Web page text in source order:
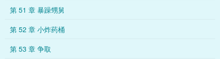
第 51 章 暴躁甥舅
第 52 章 小炸药桶
第 53 章 争取